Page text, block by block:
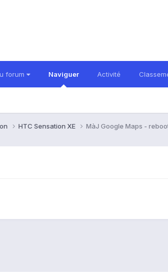
forum Naviguer Activité
HTC Sensation XE MàJ Google Maps -